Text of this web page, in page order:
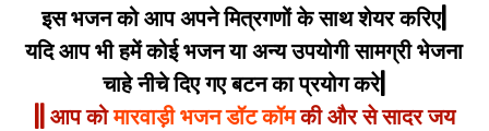
इस भजन को आप अपने मित्रगणों के साथ शेयर करिए|
यदि आप भी हमें कोई भजन या अन्य उपयोगी सामग्री भेजना
चाहे नीचे दिए गए बटन का प्रयोग करे|
|| आप कोमारवाड़ी भजन डॉट कॉमकी और से सादर जय